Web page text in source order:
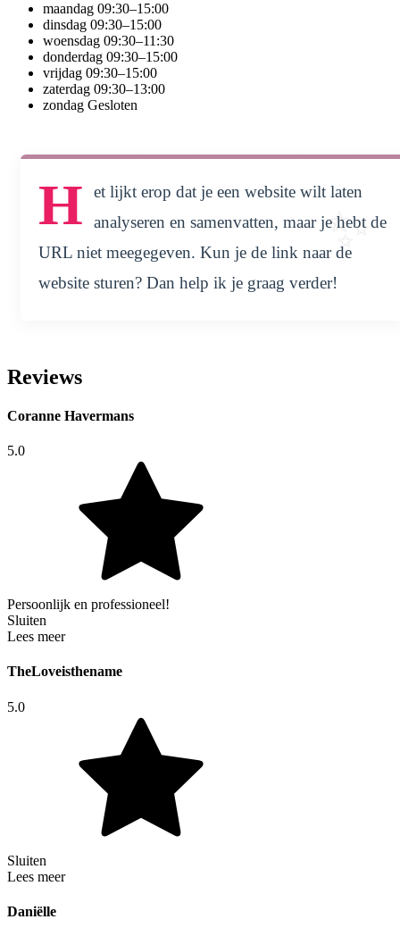
maandag 09:30–15:00
dinsdag 09:30–15:00
woensdag 09:30–11:30
donderdag 09:30–15:00
vrijdag 09:30–15:00
zaterdag 09:30–13:00
zondag Gesloten
H
et lijkt erop dat je een website wilt laten
analyseren en samenvatten, maar je hebt de
URL niet meegegeven. Kun je de link naar de
website sturen? Dan help ik je graag verder!
Reviews
Coranne Havermans
5.0
Persoonlijk en professioneel!
Sluiten
Lees meer
TheLoveisthename
5.0
Sluiten
Lees meer
Daniëlle